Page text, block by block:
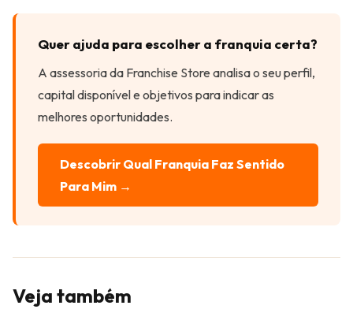
Quer ajuda para escolher a franquia certa?
A assessoria da Franchise Store analisa o seu perfil,
capital disponível e objetivos para indicar as
melhores oportunidades.
Descobrir Qual Franquia Faz Sentido
Para Mim →
Veja também